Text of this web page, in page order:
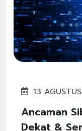
13
Ancaman
Dekat &